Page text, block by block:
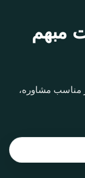
مبهم
مناسب مشاوره،